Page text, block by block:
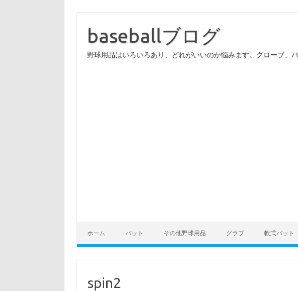
baseballブログ
野球用品はいろいろあり、どれがいいのか悩みます。グローブ、
ホーム バット その他野球用品 グラブ 軟式バット
spin2